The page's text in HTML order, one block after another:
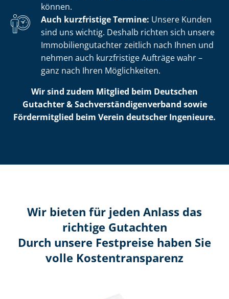
können.
Auch kurzfristige Termine: Unsere Kunden
sind uns wichtig. Deshalb richten sich unsere
Im­mo­bi­li­en­gut­ach­ter zeitlich nach Ihnen und
nehmen auch kurzfristige Aufträge wahr –
ganz nach Ihren Möglichkeiten.
Wir sind zudem Mitglied beim Deutschen
Gutachter & Sach­ver­stän­di­gen­ver­band sowie
Fördermitglied beim Verein deutscher Ingenieure.
Wir bieten für jeden Anlass das
richtige Gutachten
Durch unsere Festpreise haben Sie
volle Kosten­transparenz